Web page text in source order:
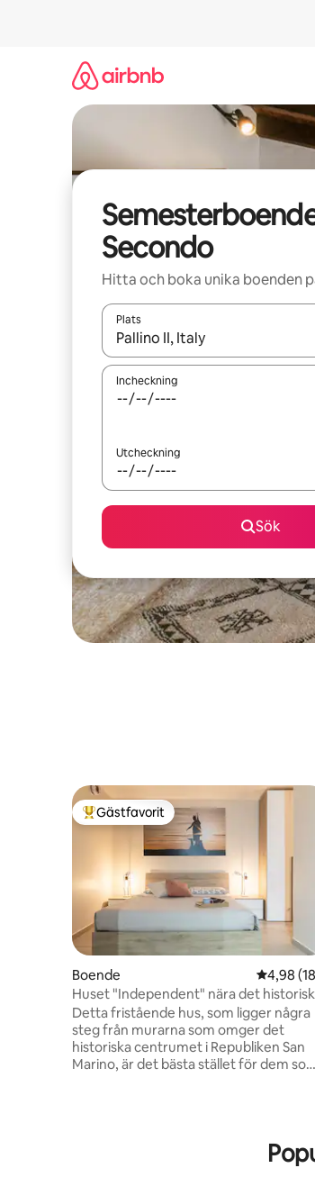
Secondo
Hitta och boka unika boenden
Plats
När resultaten är tillgängliga kan
Incheckning
Utcheckning
Sök
Populär gästfavorit
Gästfavorit
Boende 4,98 av
4,98
Huset "Independent" nära det
centrum
Detta fristående hus, som ligger några
steg från murarna som omger det
historiska centrumet i Republiken San
Marino, är det bästa stället för dem som
för familjer, par eller små grupper som
leva en oförglömlig upplevelse. Stora